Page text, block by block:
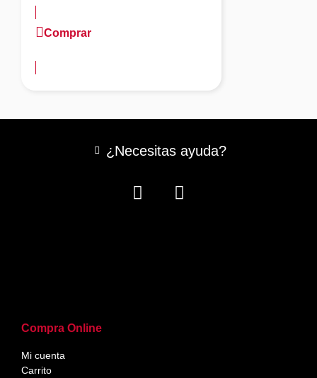
Comprar
Compra Online
Mi cuenta
Carrito
¿Necesitas ayuda?